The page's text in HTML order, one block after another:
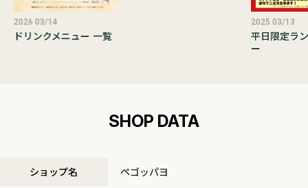
2026 03/14
ドリンクメニュー 一覧
2025 03/13
平日限定ラ
ー
SHOP DATA
ショップ名 ペゴッパヨ